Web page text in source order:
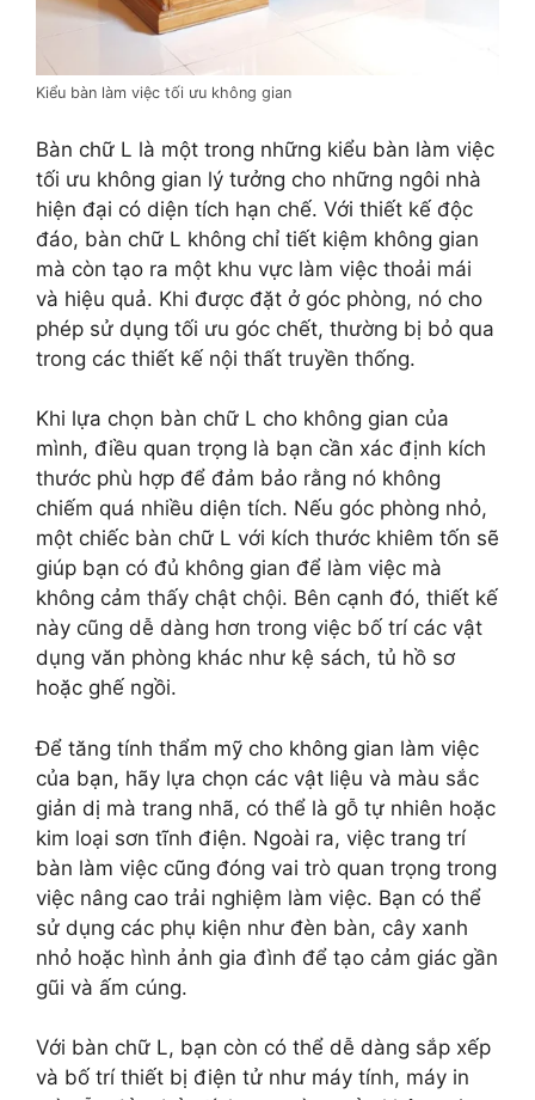
Kiểu bàn làm việc tối ưu không gian
Bàn chữ L là một trong những kiểu bàn làm việc
tối ưu không gian lý tưởng cho những ngôi nhà
hiện đại có diện tích hạn chế. Với thiết kế độc
đáo, bàn chữ L không chỉ tiết kiệm không gian
mà còn tạo ra một khu vực làm việc thoải mái
và hiệu quả. Khi được đặt ở góc phòng, nó cho
phép sử dụng tối ưu góc chết, thường bị bỏ qua
trong các thiết kế nội thất truyền thống.
Khi lựa chọn bàn chữ L cho không gian của
mình, điều quan trọng là bạn cần xác định kích
thước phù hợp để đảm bảo rằng nó không
chiếm quá nhiều diện tích. Nếu góc phòng nhỏ,
một chiếc bàn chữ L với kích thước khiêm tốn sẽ
giúp bạn có đủ không gian để làm việc mà
không cảm thấy chật chội. Bên cạnh đó, thiết kế
này cũng dễ dàng hơn trong việc bố trí các vật
dụng văn phòng khác như kệ sách, tủ hồ sơ
hoặc ghế ngồi.
Để tăng tính thẩm mỹ cho không gian làm việc
của bạn, hãy lựa chọn các vật liệu và màu sắc
giản dị mà trang nhã, có thể là gỗ tự nhiên hoặc
kim loại sơn tĩnh điện. Ngoài ra, việc trang trí
bàn làm việc cũng đóng vai trò quan trọng trong
việc nâng cao trải nghiệm làm việc. Bạn có thể
sử dụng các phụ kiện như đèn bàn, cây xanh
nhỏ hoặc hình ảnh gia đình để tạo cảm giác gần
gũi và ấm cúng.
Với bàn chữ L, bạn còn có thể dễ dàng sắp xếp
và bố trí thiết bị điện tử như máy tính, máy in